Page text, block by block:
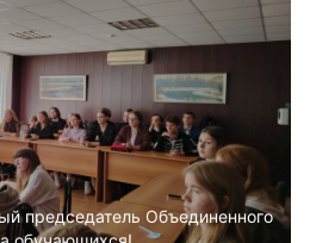
председатель Объединенного